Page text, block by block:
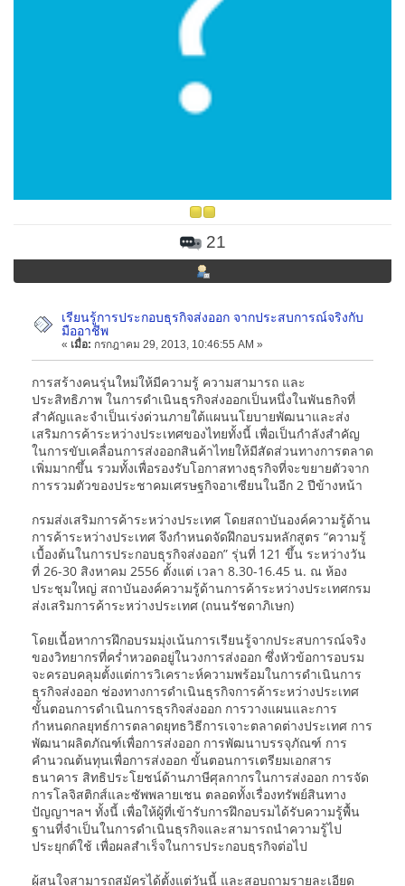
21
เรียนรู้การประกอบธุรกิจส่งออก จากประสบการณ์จริงกับ
มืออาชีพ
« เมื่อ: กรกฎาคม 29, 2013, 10:46:55 AM »
การสร้างคนรุ่นใหม่ให้มีความรู้ ความสามารถ และ
ประสิทธิภาพ ในการดำเนินธุรกิจส่งออกเป็นหนึ่งในพันธกิจที่
สำคัญและจำเป็นเร่งด่วนภายใต้แผนนโยบายพัฒนาและส่ง
เสริมการค้าระหว่างประเทศของไทยทั้งนี้ เพื่อเป็นกำลังสำคัญ
ในการขับเคลื่อนการส่งออกสินค้าไทยให้มีสัดส่วนทางการตลาด
เพิ่มมากขึ้น รวมทั้งเพื่อรองรับโอกาสทางธุรกิจที่จะขยายตัวจาก
การรวมตัวของประชาคมเศรษฐกิจอาเซียนในอีก 2 ปีข้างหน้า
กรมส่งเสริมการค้าระหว่างประเทศ โดยสถาบันองค์ความรู้ด้าน
การค้าระหว่างประเทศ จึงกำหนดจัดฝึกอบรมหลักสูตร “ความรู้
เบื้องต้นในการประกอบธุรกิจส่งออก” รุ่นที่ 121 ขึ้น ระหว่างวัน
ที่ 26-30 สิงหาคม 2556 ตั้งแต่ เวลา 8.30-16.45 น. ณ ห้อง
ประชุมใหญ่ สถาบันองค์ความรู้ด้านการค้าระหว่างประเทศกรม
ส่งเสริมการค้าระหว่างประเทศ (ถนนรัชดาภิเษก)
โดยเนื้อหาการฝึกอบรมมุ่งเน้นการเรียนรู้จากประสบการณ์จริง
ของวิทยากรที่คร่ำหวอดอยู่ในวงการส่งออก ซึ่งหัวข้อการอบรม
จะครอบคลุมตั้งแต่การวิเคราะห์ความพร้อมในการดำเนินการ
ธุรกิจส่งออก ช่องทางการดำเนินธุรกิจการค้าระหว่างประเทศ
ขั้นตอนการดำเนินการธุรกิจส่งออก การวางแผนและการ
กำหนดกลยุทธ์การตลาดยุทธวิธีการเจาะตลาดต่างประเทศ การ
พัฒนาผลิตภัณฑ์เพื่อการส่งออก การพัฒนาบรรจุภัณฑ์ การ
คำนวณต้นทุนเพื่อการส่งออก ขั้นตอนการเตรียมเอกสาร
ธนาคาร สิทธิประโยชน์ด้านภาษีศุลกากรในการส่งออก การจัด
การโลจิสติกส์และซัพพลายเชน ตลอดทั้งเรื่องทรัพย์สินทาง
ปัญญาฯลฯ ทั้งนี้ เพื่อให้ผู้ที่เข้ารับการฝึกอบรมได้รับความรู้พื้น
ฐานที่จำเป็นในการดำเนินธุรกิจและสามารถนำความรู้ไป
ประยุกต์ใช้ เพื่อผลสำเร็จในการประกอบธุรกิจต่อไป
ผู้สนใจสามารถสมัครได้ตั้งแต่วันนี้ และสอบถามรายละเอียด